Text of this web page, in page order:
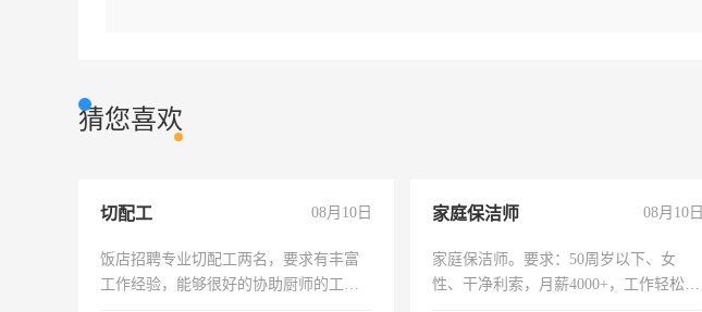
猜您喜欢
切配工 08月10日
饭店招聘专业切配工两名，要求有丰富
工作经验，能够很好的协助厨师的工
家庭保洁师 08月10日
家庭保洁师。要求：50周岁以下、女
性、干净利索，月薪4000+，工作轻松，